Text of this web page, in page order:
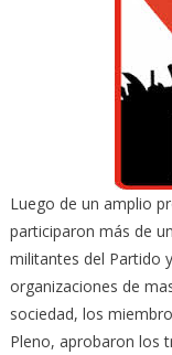
Luego de un amplio
participaron más de
militantes del Partido
organizaciones de
sociedad, los
Pleno, aprobaron los